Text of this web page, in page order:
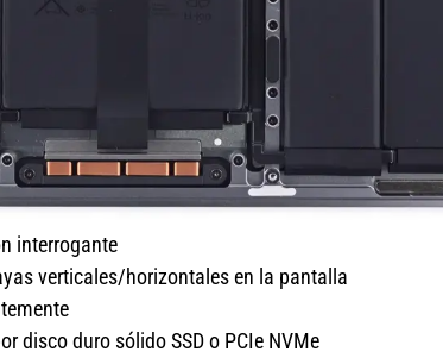
interrogante
verticales/horizontales en la pantalla
disco duro sólido SSD o PCIe NVMe